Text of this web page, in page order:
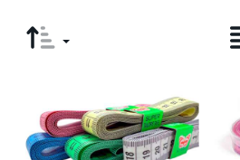
Тесьма металлизированная
Тесьма трикотажная